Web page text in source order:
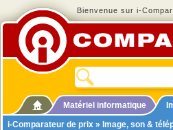
Bienvenue sur i-
Matériel informatique
i-Comparateur de prix » Image, son &